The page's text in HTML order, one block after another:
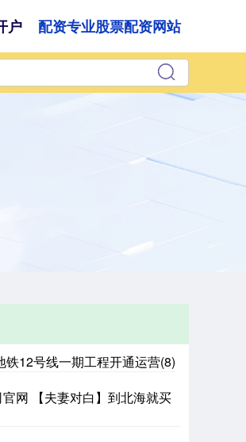
户 配资专业股票配资网站
铁12号线一期工程开通运营(8)
网 【夫妻对白】到北海就买